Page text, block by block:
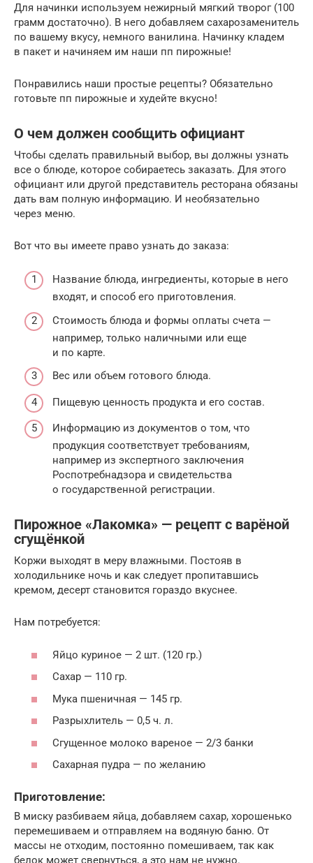
Для начинки используем нежирный мягкий творог (100
грамм достаточно). В него добавляем сахарозаменитель
по вашему вкусу, немного ванилина. Начинку кладем
в пакет и начиняем им наши пп пирожные!
Понравились наши простые рецепты? Обязательно
готовьте пп пирожные и худейте вкусно!
О чем должен сообщить официант
Чтобы сделать правильный выбор, вы должны узнать
все о блюде, которое собираетесь заказать. Для этого
официант или другой представитель ресторана обязаны
дать вам полную информацию. И необязательно
через меню.
Вот что вы имеете право узнать до заказа:
Название блюда, ингредиенты, которые в него
входят, и способ его приготовления.
Стоимость блюда и формы оплаты счета —
например, только наличными или еще
и по карте.
Вес или объем готового блюда.
Пищевую ценность продукта и его состав.
Информацию из документов о том, что
продукция соответствует требованиям,
например из экспертного заключения
Роспотребнадзора и свидетельства
о государственной регистрации.
Пирожное «Лакомка» — рецепт с варёной
сгущёнкой
Коржи выходят в меру влажными. Постояв в
холодильнике ночь и как следует пропитавшись
кремом, десерт становится гораздо вкуснее.
Нам потребуется:
Яйцо куриное — 2 шт. (120 гр.)
Сахар — 110 гр.
Мука пшеничная — 145 гр.
Разрыхлитель — 0,5 ч. л.
Сгущенное молоко вареное — 2/3 банки
Сахарная пудра — по желанию
Приготовление:
В миску разбиваем яйца, добавляем сахар, хорошенько
перемешиваем и отправляем на водяную баню. От
массы не отходим, постоянно помешиваем, так как